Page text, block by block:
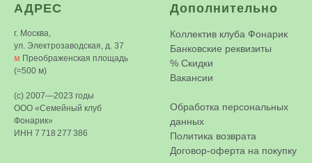
АДРЕС
г. Москва,
ул. Электрозаводская, д. 37
м Преображенская площадь
(≈500 м)
(c) 2007—2023 годы
ООО «Семейный клуб
Фонарик»
ИНН 7 718 277 386
Дополнительно
Коллектив клуба Фонарик
Банковские реквизиты
% Скидки
Вакансии
Обработка персональных
данных
Политика возврата
Договор-оферта на покупку